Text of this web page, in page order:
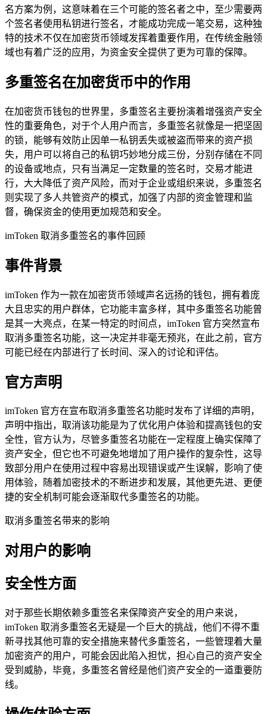
名方案为例，这意味着在三个可能的签名者之中，至少需要两
个签名者使用私钥进行签名，才能成功完成一笔交易，这种独
特的技术不仅在加密货币领域发挥着重要作用，在传统金融领
域也有着广泛的应用，为资金安全提供了更为可靠的保障。
多重签名在加密货币中的作用
在加密货币钱包的世界里，多重签名主要扮演着增强资产安全
性的重要角色，对于个人用户而言，多重签名就像是一把坚固
的锁，能够有效防止因单一私钥丢失或被盗而带来的资产损
失，用户可以将自己的私钥巧妙地分成三份，分别存储在不同
的设备或地点，只有当满足一定数量的签名时，交易才能进
行，大大降低了资产风险，而对于企业或组织来说，多重签名
则实现了多人共管资产的模式，加强了内部的资金管理和监
督，确保资金的使用更加规范和安全。
imToken 取消多重签名的事件回顾
事件背景
imToken 作为一款在加密货币领域声名远扬的钱包，拥有着庞
大且忠实的用户群体，它功能丰富多样，其中多重签名功能曾
是其一大亮点，在某一特定的时间点，imToken 官方突然宣布
取消多重签名功能，这一决定并非毫无预兆，在此之前，官方
可能已经在内部进行了长时间、深入的讨论和评估。
官方声明
imToken 官方在宣布取消多重签名功能时发布了详细的声明，
声明中指出，取消该功能是为了优化用户体验和提高钱包的安
全性，官方认为，尽管多重签名功能在一定程度上确实保障了
资产安全，但它也不可避免地增加了用户操作的复杂性，这导
致部分用户在使用过程中容易出现错误或产生误解，影响了使
用体验，随着加密技术的不断进步和发展，其他更先进、更便
捷的安全机制可能会逐渐取代多重签名的功能。
取消多重签名带来的影响
对用户的影响
安全性方面
对于那些长期依赖多重签名来保障资产安全的用户来说，
imToken 取消多重签名无疑是一个巨大的挑战，他们不得不重
新寻找其他可靠的安全措施来替代多重签名，一些管理着大量
加密资产的用户，可能会因此陷入担忧，担心自己的资产安全
受到威胁，毕竟，多重签名曾经是他们资产安全的一道重要防
线。